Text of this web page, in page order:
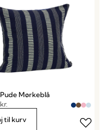
Mørkeblå
kr.
til kurv